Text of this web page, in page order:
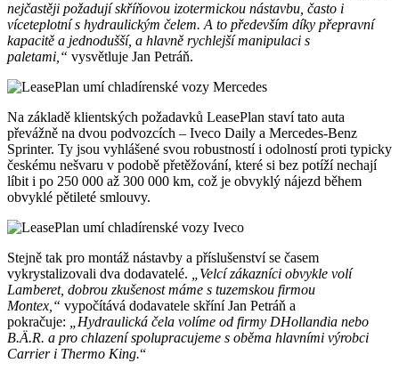
nejčastěji požadují skříňovou izotermickou nástavbu, často i
víceteplotní s hydraulickým čelem. A to především díky přepravní
kapacitě a jednodušší, a hlavně rychlejší manipulaci s
paletami,“ vysvětluje Jan Petráň.
Na základě klientských požadavků LeasePlan staví tato auta
převážně na dvou podvozcích – Iveco Daily a Mercedes-Benz
Sprinter. Ty jsou vyhlášené svou robustností i odolností proti typicky
českému nešvaru v podobě přetěžování, které si bez potíží nechají
líbit i po 250 000 až 300 000 km, což je obvyklý nájezd během
obvyklé pětileté smlouvy.
Stejně tak pro montáž nástavby a příslušenství se časem
vykrystalizovali dva dodavatelé.
„Velcí zákazníci obvykle volí
Lamberet, dobrou zkušenost máme s tuzemskou firmou
Montex,“ vypočítává dodavatele skříní Jan Petráň a
pokračuje:
„Hydraulická čela volíme od firmy DHollandia nebo
B.Ä.R. a pro chlazení spolupracujeme s oběma hlavními výrobci
Carrier i Thermo King.“